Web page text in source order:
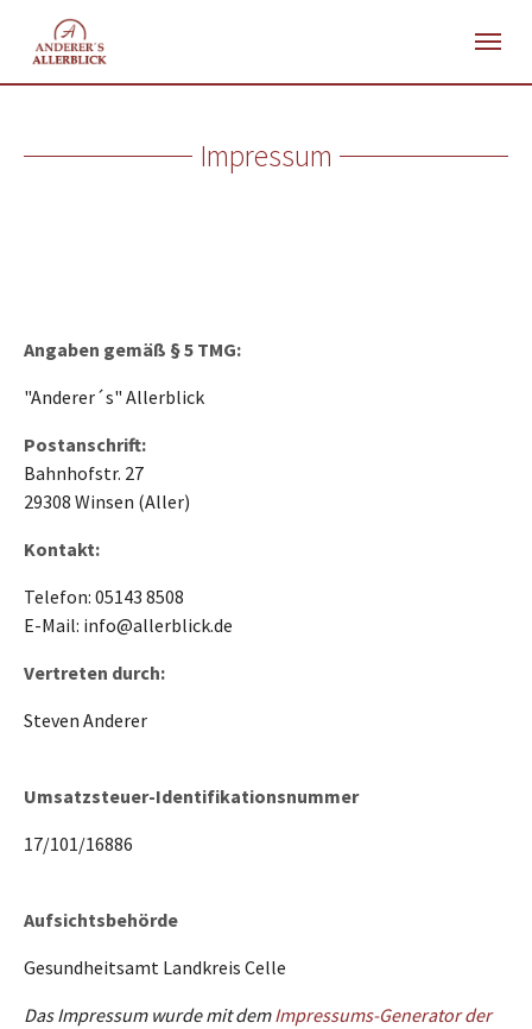
Skip to main navigation
Zum Hauptinhalt springen
Skip to page footer
Impressum
Angaben gemäß § 5 TMG:
"Anderer´s" Allerblick
Postanschrift:
Bahnhofstr. 27
29308 Winsen (Aller)
Kontakt:
Telefon: 05143 8508
E-Mail: info@allerblick.de
Vertreten durch:
Steven Anderer
Umsatzsteuer-Identifikationsnummer
17/101/16886
Aufsichtsbehörde
Gesundheitsamt Landkreis Celle
Das Impressum wurde mit demImpressums-Generator der